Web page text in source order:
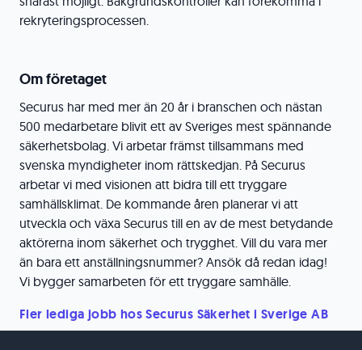
rekryteringsprocessen.
Om företaget
Securus har med mer än 20 år i branschen och nästan
500 medarbetare blivit ett av Sveriges mest spännande
säkerhetsbolag. Vi arbetar främst tillsammans med
svenska myndigheter inom rättskedjan. På Securus
arbetar vi med visionen att bidra till ett tryggare
samhällsklimat. De kommande åren planerar vi att
utveckla och växa Securus till en av de mest betydande
aktörerna inom säkerhet och trygghet. Vill du vara mer
än bara ett anställningsnummer? Ansök då redan idag!
Vi bygger samarbeten för ett tryggare samhälle.
Fler lediga jobb hos Securus Säkerhet i Sverige AB